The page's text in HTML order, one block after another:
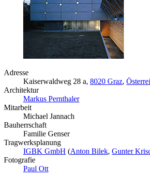
Adresse
Kaiserwaldweg 28 a, 8020 Graz,
Architektur
Markus Pernthaler
Mitarbeit
Michael Jannach
Bauherrschaft
Familie Genser
Tragwerksplanung
IGBK GmbH (Anton Bilek, Gunter
Fotografie
Paul Ott